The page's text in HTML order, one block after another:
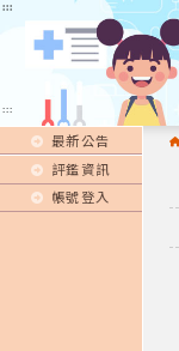
:::
:::
最新公告
評鑑資訊
帳號登入
:::